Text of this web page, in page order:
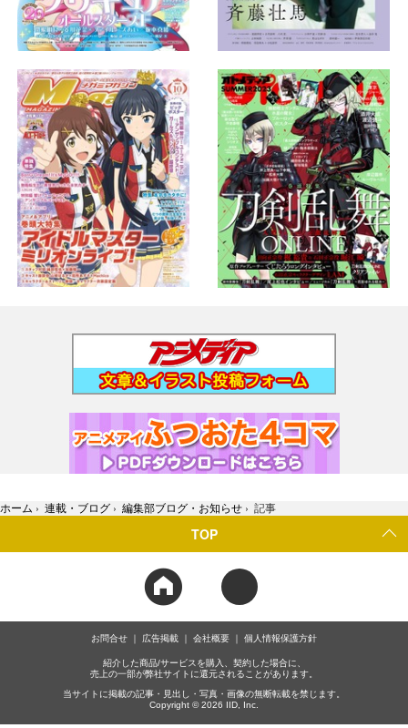
ホーム › 連載・ブログ › 編集部ブログ・お知らせ › 記事
TOP
お問合せ 広告掲載 会社概要 個人情報保護方針
紹介した商品/サービスを購入、契約した場合に、
売上の一部が弊社サイトに還元されることがあります。
当サイトに掲載の記事・見出し・写真・画像の無断転載を禁じます。
Copyright © 2026 IID, Inc.